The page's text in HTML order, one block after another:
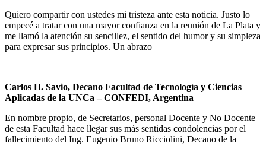
Quiero compartir con ustedes mi tristeza ante esta noticia. Justo lo
empecé a tratar con una mayor confianza en la reunión de La Plata y
me llamó la atención su sencillez, el sentido del humor y su simpleza
para expresar sus principios. Un abrazo
Carlos H. Savio, Decano Facultad de Tecnología y Ciencias
Aplicadas de la UNCa – CONFEDI, Argentina
En nombre propio, de Secretarios, personal Docente y No Docente
de esta Facultad hace llegar sus más sentidas condolencias por el
fallecimiento del Ing. Eugenio Bruno Ricciolini, Decano de la